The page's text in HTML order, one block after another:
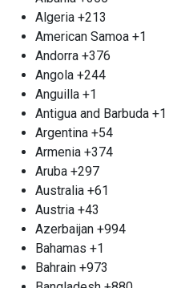
Ваши ненужные
отходы; это ресурс,
преобразить вместе с
старого, сохраняя
будущем.
Прием старых
Первомайская
Старые
утрачивают свою
острую
утилизации. Попытка
разобраться с
обернуться риском и
настоятельно
Algeria +213
American Samoa +1
Andorra +376
Angola +244
Anguilla +1
Antigua and Barbuda +1
Argentina +54
Armenia +374
Aruba +297
Australia +61
Austria +43
Azerbaijan +994
Bahamas +1
Bahrain +973